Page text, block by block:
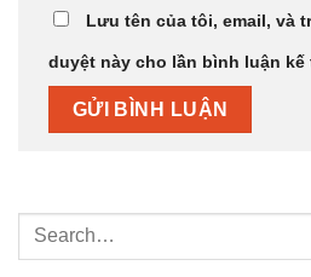
Lưu tên của tôi, email, và
duyệt này cho lần bình luận kế